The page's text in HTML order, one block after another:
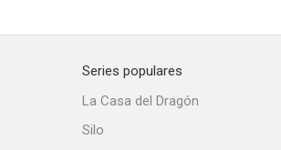
Series populares
La Casa del Dragón
Silo